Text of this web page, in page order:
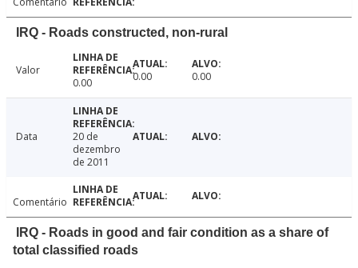
IRQ - Roads constructed, non-rural
Valor
0.00
0.00 0.00
Data
20 de
dezembro
de 2011
Comentário
IRQ - Roads in good and fair condition as a share of
total classified roads